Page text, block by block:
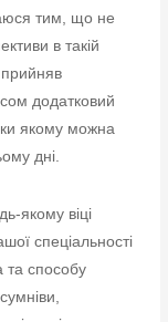
тим, що не
в такій
прийняв
додатковий
якому можна
дні.
якому віці
спеціальності
та способу